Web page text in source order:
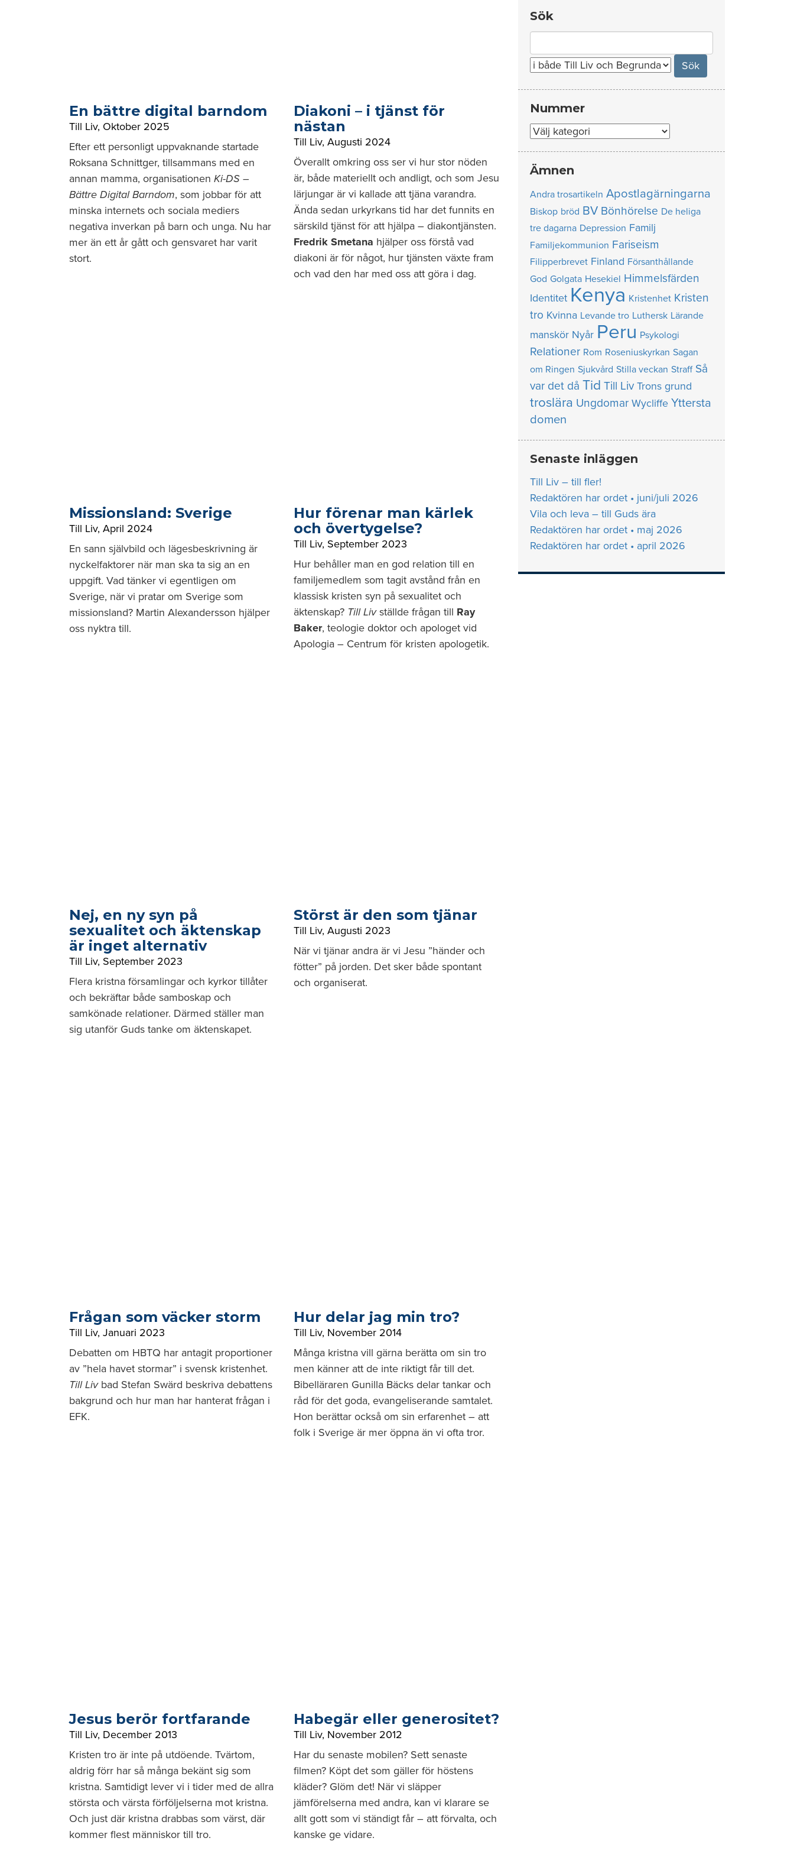
En bättre digital barndom
Till Liv, Oktober 2025
Efter ett personligt uppvaknande startade
Roksana Schnittger, tillsammans med en
annan mamma, organisationen Ki-DS –
Bättre Digital Barndom, som jobbar för att
minska internets och sociala mediers
negativa inverkan på barn och unga. Nu har
mer än ett år gått och gensvaret har varit
stort.
Diakoni – i tjänst för
nästan
Till Liv, Augusti 2024
Överallt omkring oss ser vi hur stor nöden
är, både materiellt och andligt, och som Jesu
lärjungar är vi kallade att tjäna varandra.
Ända sedan urkyrkans tid har det funnits en
särskild tjänst för att hjälpa – diakontjänsten.
Fredrik Smetana hjälper oss förstå vad
diakoni är för något, hur tjänsten växte fram
och vad den har med oss att göra i dag.
Missionsland: Sverige
Till Liv, April 2024
En sann självbild och lägesbeskrivning är
nyckelfaktorer när man ska ta sig an en
uppgift. Vad tänker vi egentligen om
Sverige, när vi pratar om Sverige som
missionsland? Martin Alexandersson hjälper
oss nyktra till.
Hur förenar man kärlek
och övertygelse?
Till Liv, September 2023
Hur behåller man en god relation till en
familjemedlem som tagit avstånd från en
klassisk kristen syn på sexualitet och
äktenskap? Till Livställde frågan till Ray
Baker, teologie doktor och apologet vid
Apologia – Centrum för kristen apologetik.
Nej, en ny syn på
sexualitet och äktenskap
är inget alternativ
Till Liv, September 2023
Flera kristna församlingar och kyrkor tillåter
och bekräftar både samboskap och
samkönade relationer. Därmed ställer man
sig utanför Guds tanke om äktenskapet.
Störst är den som tjänar
Till Liv, Augusti 2023
När vi tjänar andra är vi Jesu ”händer och
fötter” på jorden. Det sker både spontant
och organiserat.
Frågan som väcker storm
Till Liv, Januari 2023
Debatten om HBTQ har antagit proportioner
av ”hela havet stormar” i svensk kristenhet.
Till Livbad Stefan Swärd beskriva debattens
bakgrund och hur man har hanterat frågan i
EFK.
Hur delar jag min tro?
Till Liv, November 2014
Många kristna vill gärna berätta om sin tro
men känner att de inte riktigt får till det.
Bibelläraren Gunilla Bäcks delar tankar och
råd för det goda, evangeliserande samtalet.
Hon berättar också om sin erfarenhet – att
folk i Sverige är mer öppna än vi ofta tror.
Jesus berör fortfarande
Till Liv, December 2013
Kristen tro är inte på utdöende. Tvärtom,
aldrig förr har så många bekänt sig som
kristna. Samtidigt lever vi i tider med de allra
största och värsta förföljelserna mot kristna.
Och just där kristna drabbas som värst, där
kommer flest människor till tro.
Habegär eller generositet?
Till Liv, November 2012
Har du senaste mobilen? Sett senaste
filmen? Köpt det som gäller för höstens
kläder? Glöm det! När vi släpper
jämförelserna med andra, kan vi klarare se
allt gott som vi ständigt får – att förvalta, och
kanske ge vidare.
Sök
for:
Nummer
Nummer
Ämnen
Andra trosartikeln Apostlagärningarna
Biskop bröd BV Bönhörelse De heliga
tre dagarna Depression Familj
Familjekommunion Fariseism
Filipperbrevet Finland Försanthållande
God Golgata Hesekiel Himmelsfärden
Identitet Kenya Kristenhet Kristen
tro Kvinna Levande tro Luthersk Lärande
manskör Nyår Peru Psykologi
Relationer Rom Roseniuskyrkan Sagan
om Ringen Sjukvård Stilla veckan Straff Så
var det då Tid Till Liv Trons grund
troslära Ungdomar Wycliffe Yttersta
domen
Senaste inläggen
Till Liv – till fler!
Redaktören har ordet • juni/juli 2026
Vila och leva – till Guds ära
Redaktören har ordet • maj 2026
Redaktören har ordet • april 2026